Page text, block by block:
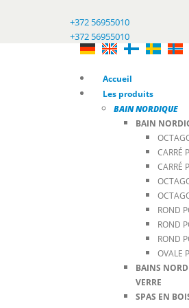
+372 56955010
+372 56955010
Accueil
Les produits
BAIN NORDIQUE
BAIN
CARRÉ
CARRÉ
ROND
ROND
ROND
OVALE
BAINS
VERRE
SPAS EN